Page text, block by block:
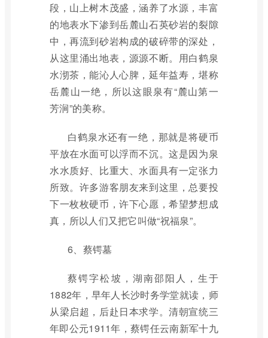
段，山上树木茂盛，涵养了水源，丰富
的地表水下渗到岳麓山石英砂岩的裂隙
中，再流到砂岩构成的破碎带的深处，
从这里涌出地表，源源不断。用白鹤泉
水沏茶，能沁人心脾，延年益寿，堪称
岳麓山一绝，所以这眼泉有“麓山第一
芳涧”的美称。
白鹤泉水还有一绝，那就是将硬币
平放在水面可以浮而不沉。这是因为泉
水水质好、比重大、水面具有一定张力
所致。许多游客朋友来到这里，总要投
下一枚枚硬币，许下心愿，希望梦想成
真，所以人们又把它叫做“祝福泉”。
6、蔡锷墓
蔡锷字松坡，湖南邵阳人，生于
1882年，早年人长沙时务学堂就读，师
从梁启超，后赴日本求学。清朝宣统三
年即公元1911年，蔡锷任云南新军十九